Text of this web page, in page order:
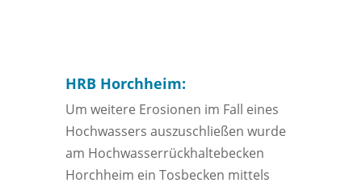
HRB Horchheim:
Um weitere Erosionen im Fall eines
Hochwassers auszuschließen wurde
am Hochwasserrückhaltebecken
Horchheim ein Tosbecken mittels